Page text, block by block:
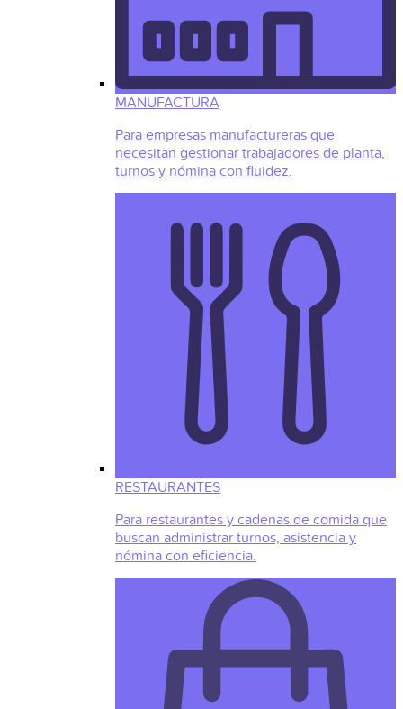
MANUFACTURA
Para empresas manufactureras que
necesitan gestionar trabajadores de planta,
turnos y nómina con fluidez.
RESTAURANTES
Para restaurantes y cadenas de comida que
buscan administrar turnos, asistencia y
nómina con eficiencia.